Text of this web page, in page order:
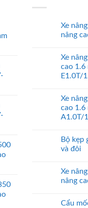
Xe
nâng
Xe
cao 1.6
E1.0T/
Xe
cao 1.6
A1.0T/
Bộ kẹp
và đôi
Xe
nâng
Cẩu